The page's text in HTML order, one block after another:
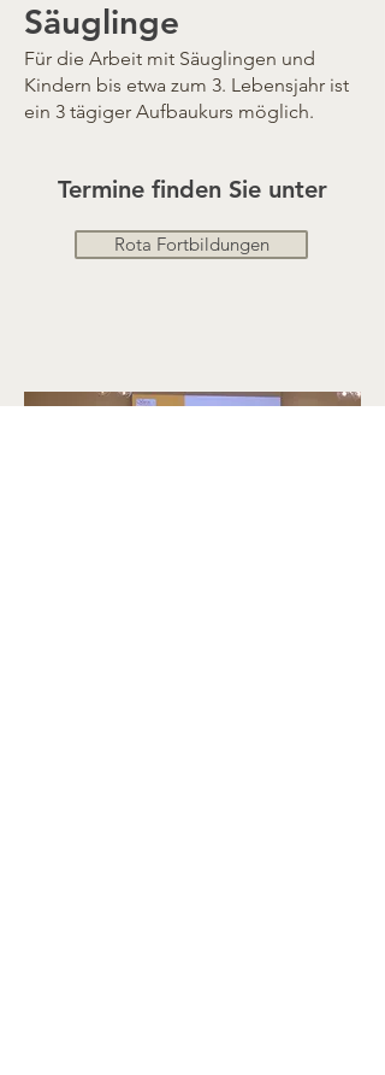
Säuglinge
Für die Arbeit mit Säuglingen und
Kindern bis etwa zum 3. Lebensjahr ist
ein 3 tägiger Aufbaukurs möglich.
Termine finden Sie unter
Rota Fortbildungen